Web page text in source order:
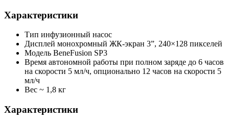
Характеристики
Тип инфузионный насос
Дисплей монохромный ЖК-экран 3”, 240×128 пикселей
Модель BeneFusion SP3
Время автономной работы при полном заряде до 6 часов
на скорости 5 мл/ч, опционально 12 часов на скорости 5
мл/ч
Вес ~ 1,8 кг
Характеристики